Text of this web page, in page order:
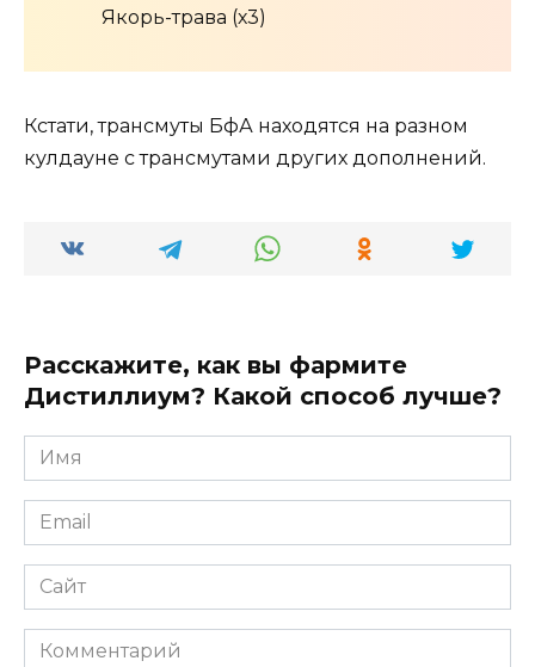
Якорь-трава (х3)
Кстати, трансмуты БфА находятся на разном
кулдауне с трансмутами других дополнений.
Расскажите, как вы фармите
Дистиллиум? Какой способ лучше?
Имя
*
Email
*
Сайт
Комментарий